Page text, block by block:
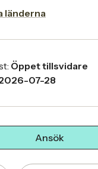
länderna
Öppet tillsvidare
07-28
Ansök